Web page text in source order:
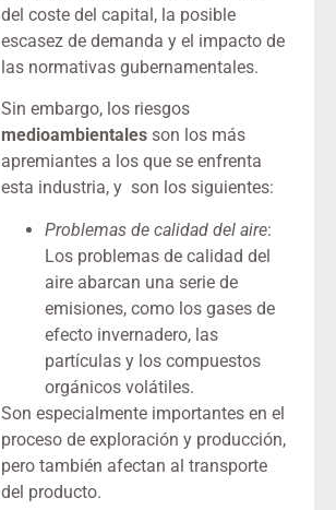
del coste del capital, la posible
escasez de demanda y el impacto de
las normativas gubernamentales.
Sin embargo, los riesgos
medioambientales son los más
apremiantes a los que se enfrenta
esta industria, y son los siguientes:
Problemas de calidad del aire:
Los problemas de calidad del
aire abarcan una serie de
emisiones, como los gases de
efecto invernadero, las
partículas y los compuestos
orgánicos volátiles.
Son especialmente importantes en el
proceso de exploración y producción,
pero también afectan al transporte
del producto.